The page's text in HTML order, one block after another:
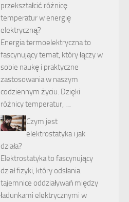
przekształcić różnicę
temperatur w energię
elektryczną?
Energia termoelektryczna to
fascynujący temat, który łączy w
sobie naukę i praktyczne
zastosowania w naszym
codziennym życiu. Dzięki
różnicy temperatur, …
Czym jest
elektrostatyka i jak
działa?
Elektrostatyka to fascynujący
dział fizyki, który odsłania
tajemnice oddziaływań między
ładunkami elektrycznymi w